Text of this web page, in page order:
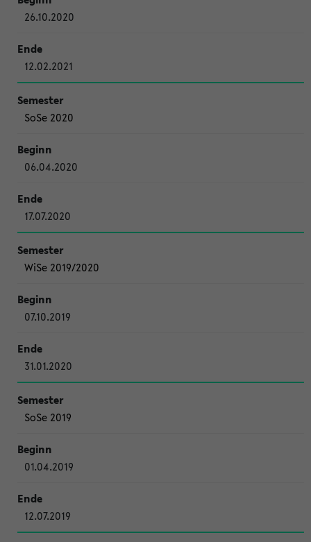
26.10.2020
12.02.2021
SoSe 2020
06.04.2020
17.07.2020
WiSe 2019/2020
07.10.2019
31.01.2020
SoSe 2019
01.04.2019
12.07.2019